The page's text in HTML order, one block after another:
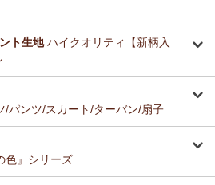
ト生地ハイクオリティ【新柄入
/パンツ/スカート/ターバン/扇子
色』シリーズ